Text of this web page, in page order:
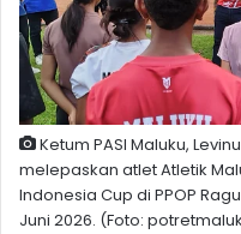
Ketum PASI Maluku,
melepaskan atlet Atletik
Indonesia Cup di PPOP
Juni 2026. (Foto: